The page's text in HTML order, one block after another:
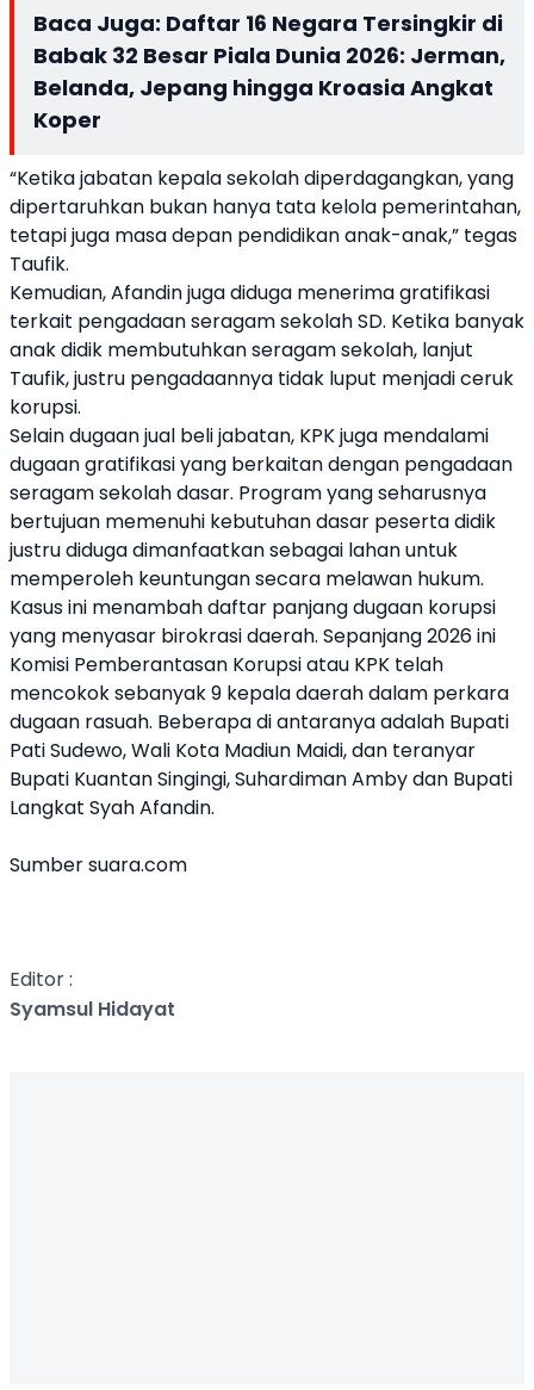
Baca Juga: Daftar 16 Negara Tersingkir di
Babak 32 Besar Piala Dunia 2026: Jerman,
Belanda, Jepang hingga Kroasia Angkat
Koper
“Ketika jabatan kepala sekolah diperdagangkan, yang
dipertaruhkan bukan hanya tata kelola pemerintahan,
tetapi juga masa depan pendidikan anak-anak,” tegas
Taufik.
Kemudian, Afandin juga diduga menerima gratifikasi
terkait pengadaan seragam sekolah SD. Ketika banyak
anak didik membutuhkan seragam sekolah, lanjut
Taufik, justru pengadaannya tidak luput menjadi ceruk
korupsi.
Selain dugaan jual beli jabatan, KPK juga mendalami
dugaan gratifikasi yang berkaitan dengan pengadaan
seragam sekolah dasar. Program yang seharusnya
bertujuan memenuhi kebutuhan dasar peserta didik
justru diduga dimanfaatkan sebagai lahan untuk
memperoleh keuntungan secara melawan hukum.
Kasus ini menambah daftar panjang dugaan korupsi
yang menyasar birokrasi daerah. Sepanjang 2026 ini
Komisi Pemberantasan Korupsi atau KPK telah
mencokok sebanyak 9 kepala daerah dalam perkara
dugaan rasuah. Beberapa di antaranya adalah Bupati
Pati Sudewo, Wali Kota Madiun Maidi, dan teranyar
Bupati Kuantan Singingi, Suhardiman Amby dan Bupati
Langkat Syah Afandin.
Sumber suara.com
Editor :
Syamsul Hidayat